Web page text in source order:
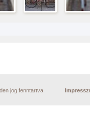
jog fenntartva.